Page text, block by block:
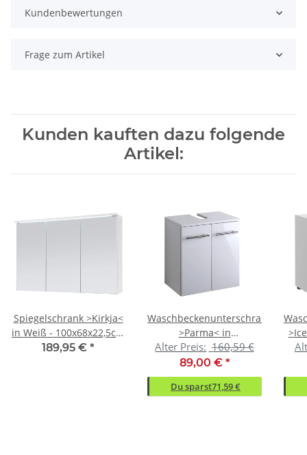
Kundenbewertungen
Frage zum Artikel
Kunden kauften dazu folgende
Artikel:
Spiegelschrank >Kirkja<
in Weiß - 100x68x22,5cm
(BxHxT)
189,95 € *
Waschbeckenunterschrank
>Parma< in
Weiß/Hochglanz aus
MDF - 50x53x34cm
(BxHxT)
Alter Preis: 160,59 €
89,00 € *
Du sparst71,59 €